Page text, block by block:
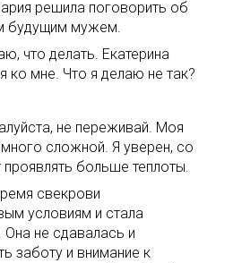
решила поговорить об
будущим мужем.
что делать. Екатерина
ко мне. Что я делаю не так?
не переживай. Моя
сложной. Я уверен, со
больше теплоты.
свекрови
условиям и стала
Она не сдавалась и
заботу и внимание к